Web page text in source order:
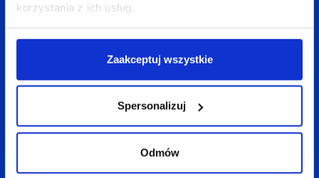
korzystania z ich usług.
Zaakceptuj wszystkie
Spersonalizuj
Odmów
08 kwietnia 2026
Social = wyszukiwarka. Jak Gen Z zmieniło sposób
szukania informacji i co to oznacza dla SEO w